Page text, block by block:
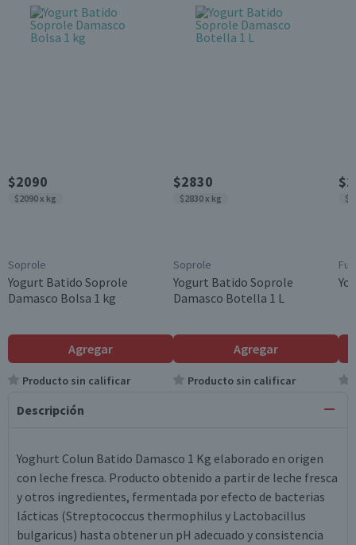
$2090
$2090 x kg
Soprole
Yogurt Batido Soprole
Damasco Bolsa 1 kg
Agregar
Producto sin calificar
$2830
$2830 x kg
Soprole
Yogurt Batido Soprole
Damasco Botella 1 L
Agregar
Producto sin calificar
Descripción
Yoghurt Colun Batido Damasco 1 Kg elaborado en origen
con leche fresca. Producto obtenido a partir de leche fresca
y otros ingredientes, fermentada por efecto de bacterias
lácticas (Streptococcus thermophilus y Lactobacillus
bulgaricus) hasta obtener un pH adecuado y consistencia